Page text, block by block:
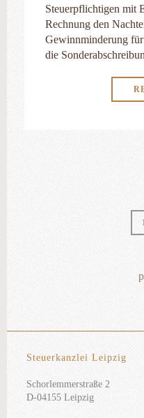
Steuerpflichtigen mit
Rechnung den
Gewinnminderung
die
Steuerkanzlei Leipzig
Schorlemmerstraße 2
D-04155 Leipzig